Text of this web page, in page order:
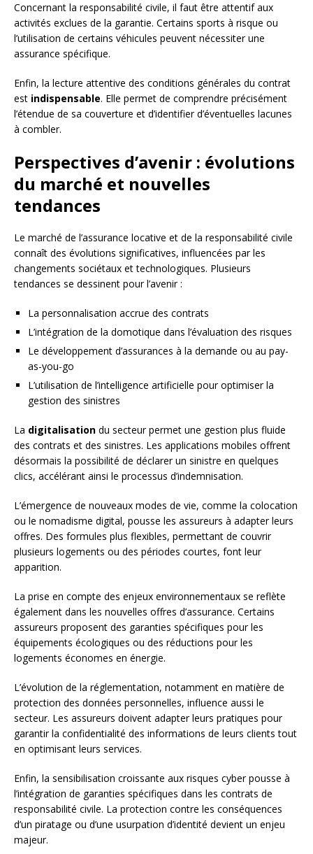
Concernant la responsabilité civile, il faut être attentif aux
activités exclues de la garantie. Certains sports à risque ou
l’utilisation de certains véhicules peuvent nécessiter une
assurance spécifique.
Enfin, la lecture attentive des conditions générales du contrat
est indispensable. Elle permet de comprendre précisément
l’étendue de sa couverture et d’identifier d’éventuelles lacunes
à combler.
Perspectives d’avenir : évolutions
du marché et nouvelles
tendances
Le marché de l’assurance locative et de la responsabilité civile
connaît des évolutions significatives, influencées par les
changements sociétaux et technologiques. Plusieurs
tendances se dessinent pour l’avenir :
La personnalisation accrue des contrats
L’intégration de la domotique dans l’évaluation des risques
Le développement d’assurances à la demande ou au pay-
as-you-go
L’utilisation de l’intelligence artificielle pour optimiser la
gestion des sinistres
La digitalisation du secteur permet une gestion plus fluide
des contrats et des sinistres. Les applications mobiles offrent
désormais la possibilité de déclarer un sinistre en quelques
clics, accélérant ainsi le processus d’indemnisation.
L’émergence de nouveaux modes de vie, comme la colocation
ou le nomadisme digital, pousse les assureurs à adapter leurs
offres. Des formules plus flexibles, permettant de couvrir
plusieurs logements ou des périodes courtes, font leur
apparition.
La prise en compte des enjeux environnementaux se reflète
également dans les nouvelles offres d’assurance. Certains
assureurs proposent des garanties spécifiques pour les
équipements écologiques ou des réductions pour les
logements économes en énergie.
L’évolution de la réglementation, notamment en matière de
protection des données personnelles, influence aussi le
secteur. Les assureurs doivent adapter leurs pratiques pour
garantir la confidentialité des informations de leurs clients tout
en optimisant leurs services.
Enfin, la sensibilisation croissante aux risques cyber pousse à
l’intégration de garanties spécifiques dans les contrats de
responsabilité civile. La protection contre les conséquences
d’un piratage ou d’une usurpation d’identité devient un enjeu
majeur.